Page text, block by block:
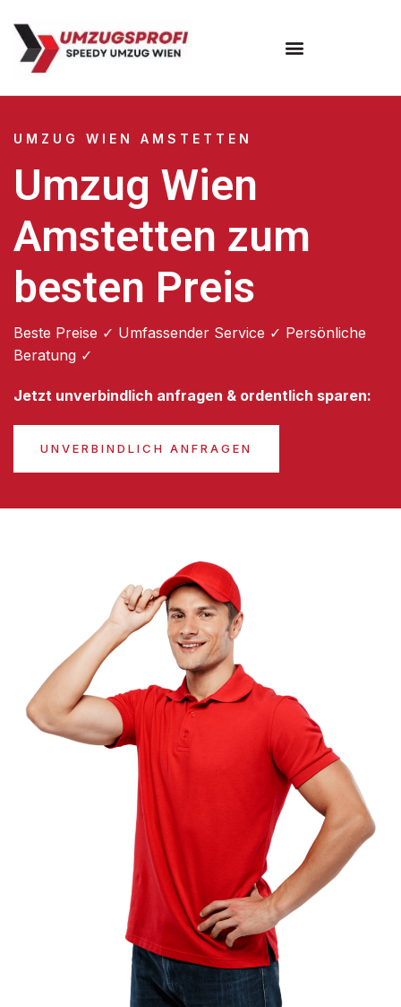
UMZUG WIEN AMSTETTEN
Umzug Wien
Amstetten zum
besten Preis
Beste Preise ✓ Umfassender Service ✓ Persönliche
Beratung ✓
Jetzt unverbindlich anfragen & ordentlich sparen:
UNVERBINDLICH ANFRAGEN